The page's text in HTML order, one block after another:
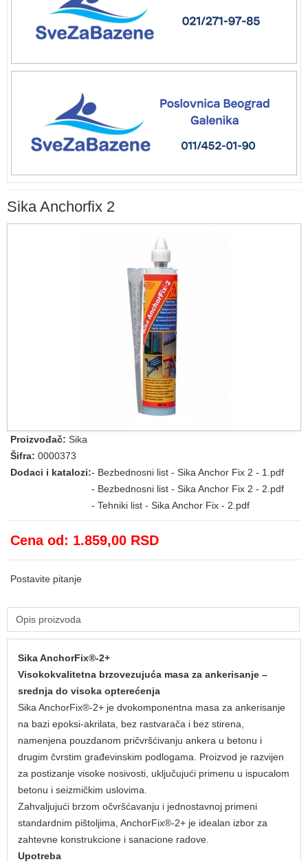
Sika Anchorfix 2
Proizvođač: Sika
Šifra: 0000373
Dodaci i katalozi:- Bezbednosni list - Sika Anchor Fix 2 - 1.pdf
- Bezbednosni list - Sika Anchor Fix 2 - 2.pdf
- Tehniki list - Sika Anchor Fix - 2.pdf
Cena od: 1.859,00 RSD
Postavite pitanje
Opis proizvoda
Sika AnchorFix®-2+
Visokokvalitetna brzovezujuća masa za ankerisanje –
srednja do visoka opterećenja
Sika AnchorFix®-2+ je dvokomponentna masa za ankerisanje
na bazi epoksi-akrilata, bez rastvarača i bez stirena,
namenjena pouzdanom pričvršćivanju ankera u betonu i
drugim čvrstim građevinskim podlogama. Proizvod je razvijen
za postizanje visoke nosivosti, uključujući primenu u ispucalom
betonu i seizmičkim uslovima.
Zahvaljujući brzom očvršćavanju i jednostavnoj primeni
standardnim pištoljima, AnchorFix®-2+ je idealan izbor za
zahtevne konstrukcione i sanacione radove.
Upotreba